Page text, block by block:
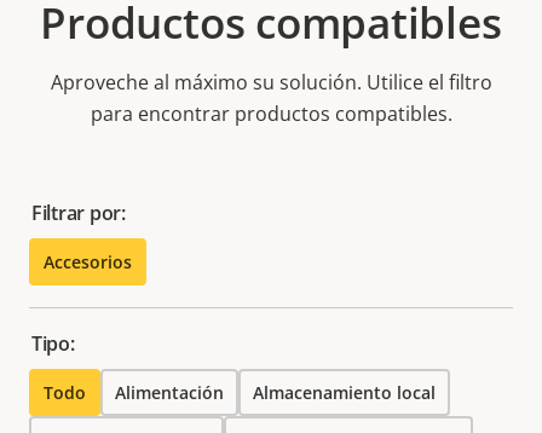
Productos compatibles
Aproveche al máximo su solución. Utilice el filtro
para encontrar productos compatibles.
Filtrar por:
Accesorios
Tipo:
Todo Alimentación Almacenamiento local